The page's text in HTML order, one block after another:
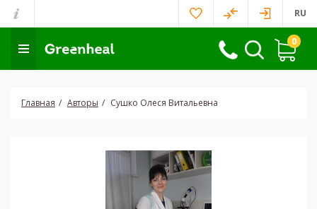
RU
0
Главная Авторы Сушко Олеся Витальевна